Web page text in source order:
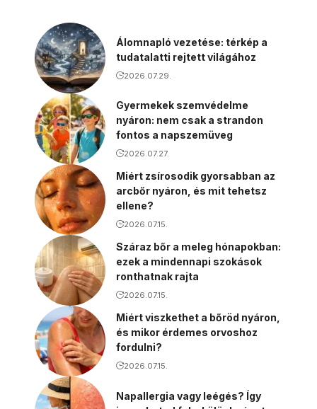
Álomnapló vezetése: térkép a
tudatalatti rejtett világához
2026.07.29.
Gyermekek szemvédelme
nyáron: nem csak a strandon
fontos a napszemüveg
2026.07.27.
Miért zsírosodik gyorsabban az
arcbőr nyáron, és mit tehetsz
ellene?
2026.07.15.
Száraz bőr a meleg hónapokban:
ezek a mindennapi szokások
ronthatnak rajta
2026.07.15.
Miért viszkethet a bőröd nyáron,
és mikor érdemes orvoshoz
fordulni?
2026.07.15.
Napallergia vagy leégés? Így